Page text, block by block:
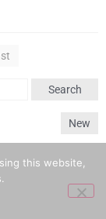
Search
New
this website,